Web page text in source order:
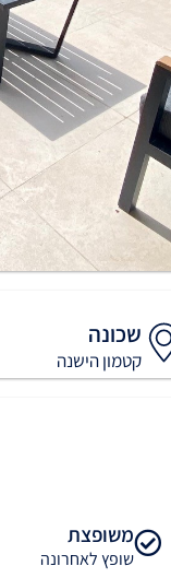
שכונה
קטמון הישנה
משופצת
שופץ לאחרונה